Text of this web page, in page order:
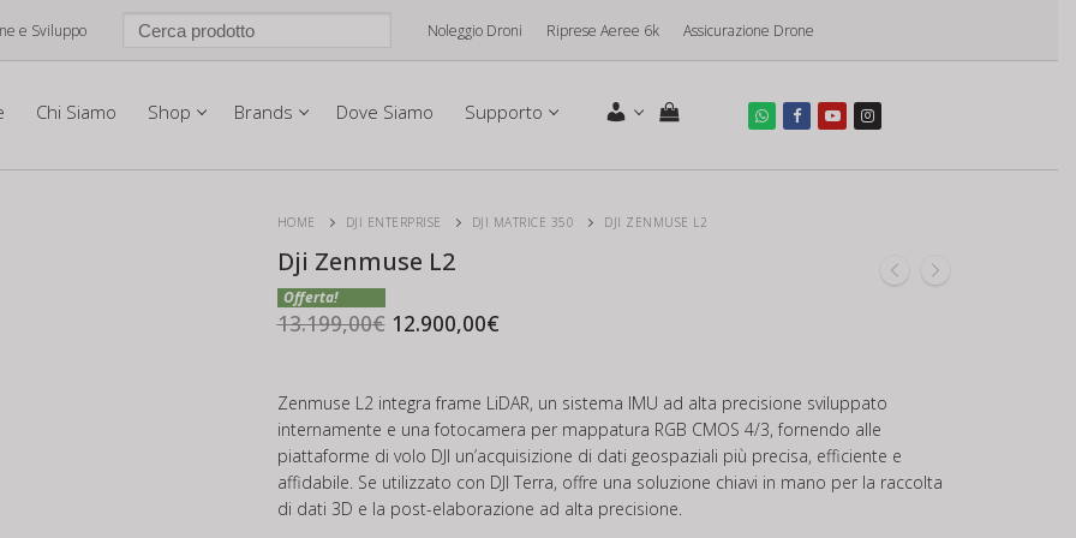
e Sviluppo Noleggio Droni Riprese Aeree 6k Assicurazione Drone
Chi Siamo Shop Brands Dove Siamo Supporto
HOME DJI ENTERPRISE DJI MATRICE 350 DJI ZENMUSE L2
Dji Zenmuse L2
13.199,00€ prezzo
originale
12.900,00€prezzo
attuale
Zenmuse L2 integra frame LiDAR, un sistema IMU ad alta precisione sviluppato
internamente e una fotocamera per mappatura RGB CMOS 4/3, fornendo alle
piattaforme di volo DJI un’acquisizione di dati geospaziali più precisa, efficiente e
affidabile. Se utilizzato con DJI Terra, offre una soluzione chiavi in mano per la raccolta
di dati 3D e la post-elaborazione ad alta precisione.